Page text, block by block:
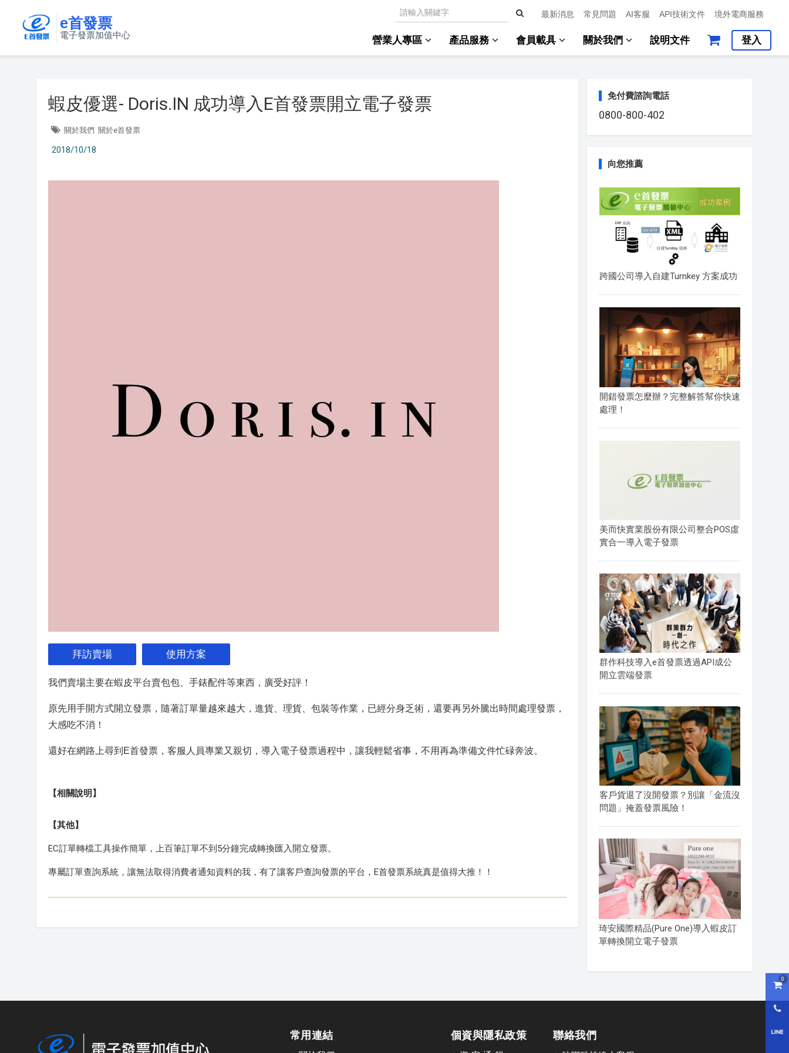
購
0
e首發票
電子發票加值中心
最新消息 常見問題 AI客服 API技術文件 境外電商服務
營業人專區 產品服務 會員載具 關於我們 說明文件 登入
蝦皮優選- Doris.IN 成功導入E首發票開立電子發票
關於我們 關於e首發票
2018/10/18
拜訪賣場 使用方案
我們賣場主要在蝦皮平台賣包包、手錶配件等東西，廣受好評！
原先用手開方式開立發票，隨著訂單量越來越大，進貨、理貨、包裝等作業，已經分身乏術，還要再另外騰出時間處理發票，
大感吃不消！
還好在網路上尋到E首發票，客服人員專業又親切，導入電子發票過程中，讓我輕鬆省事，不用再為準備文件忙碌奔波。
【相關說明】
【其他】
EC訂單轉檔工具操作簡單，上百筆訂單不到5分鐘完成轉換匯入開立發票。
專屬訂單查詢系統，讓無法取得消費者通知資料的我，有了讓客戶查詢發票的平台，E首發票系統真是值得大推！！
免付費諮詢電話
0800-800-402
向您推薦
跨國公司導入自建Turnkey 方案成功
開錯發票怎麼辦？完整解答幫你快速
處理！
美而快實業股份有限公司整合POS虛
實合一導入電子發票
群作科技導入e首發票透過API成公
開立雲端發票
客戶貨退了沒開發票？別讓「金流沒
問題」掩蓋發票風險！
琦安國際精品(Pure One)導入蝦皮訂
單轉換開立電子發票
常用連結 個資與隱私政策 聯絡我們